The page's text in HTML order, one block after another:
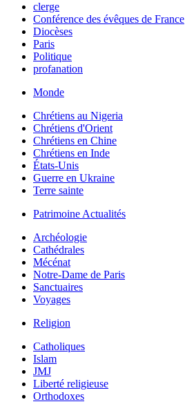
clerge
Conférence des évêques de France
Diocèses
Paris
Politique
profanation
Monde
Chrétiens au Nigeria
Chrétiens d'Orient
Chrétiens en Chine
Chrétiens en Inde
États-Unis
Guerre en Ukraine
Terre sainte
Patrimoine Actualités
Archéologie
Cathédrales
Mécénat
Notre-Dame de Paris
Sanctuaires
Voyages
Religion
Catholiques
Islam
JMJ
Liberté religieuse
Orthodoxes